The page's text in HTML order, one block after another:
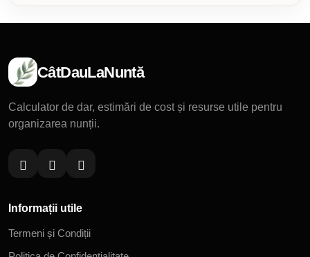
CâtDauLaNuntă
Calculator de dar, estimări de cost și resurse utile pentru
organizarea nunții.
Informații utile
Termeni și Condiții